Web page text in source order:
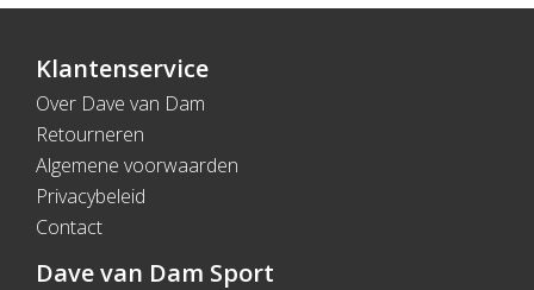
Klantenservice
Over Dave van Dam
Retourneren
Algemene voorwaarden
Privacybeleid
Contact
Dave van Dam Sport